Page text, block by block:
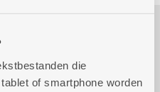
die
of smartphone worden